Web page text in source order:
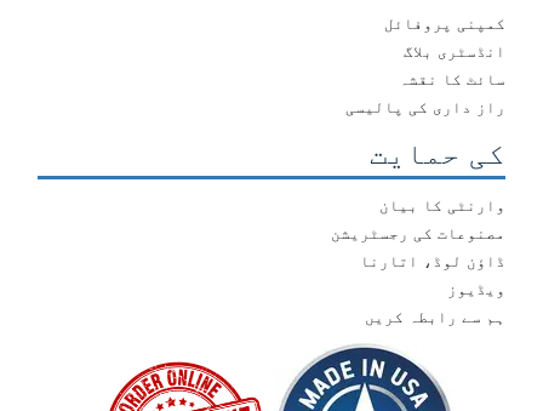
کمپنی پروفائل
انڈسٹری بلاگ
سائٹ کا نقشہ
راز داری کی پالیسی
کی حمایت
وارنٹی کا بیان
مصنوعات کی رجسٹریشن
ڈاؤن لوڈ، اتارنا
ویڈیوز
ہم سے رابطہ کریں